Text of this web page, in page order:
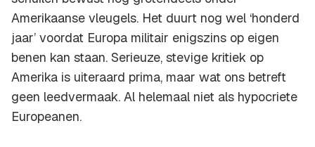
Amerikaanse vleugels. Het duurt nog wel ‘honderd
jaar’ voordat Europa militair enigszins op eigen
benen kan staan. Serieuze, stevige kritiek op
Amerika is uiteraard prima, maar wat ons betreft
geen leedvermaak. Al helemaal niet als hypocriete
Europeanen.